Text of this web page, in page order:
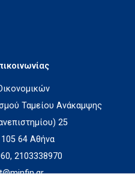
Ταμείου Ανάκαμψης
25
64 Αθήνα
2103338970